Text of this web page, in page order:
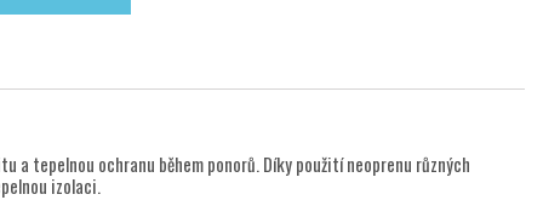
a tepelnou ochranu během ponorů. Díky použití neoprenu různých
izolaci.